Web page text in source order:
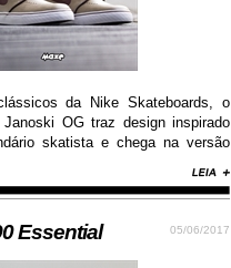
da Nike Skateboards, o
OG traz design inspirado
skatista e chega na versão
que permite maior aderência.
05/06/2017
Essential